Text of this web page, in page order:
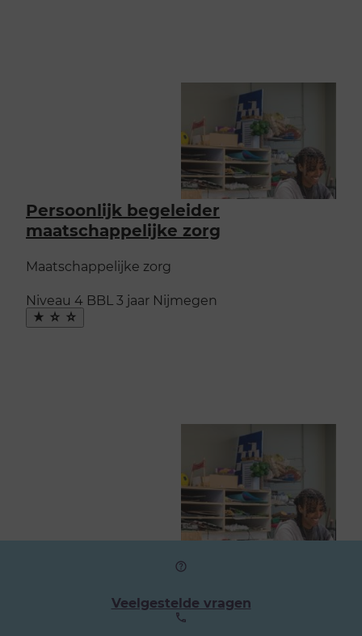
Persoonlijk begeleider
maatschappelijke zorg
Maatschappelijke zorg
Niveau 4 BBL3 jaar Nijmegen
Maak
favoriet
Veelgestelde vragen